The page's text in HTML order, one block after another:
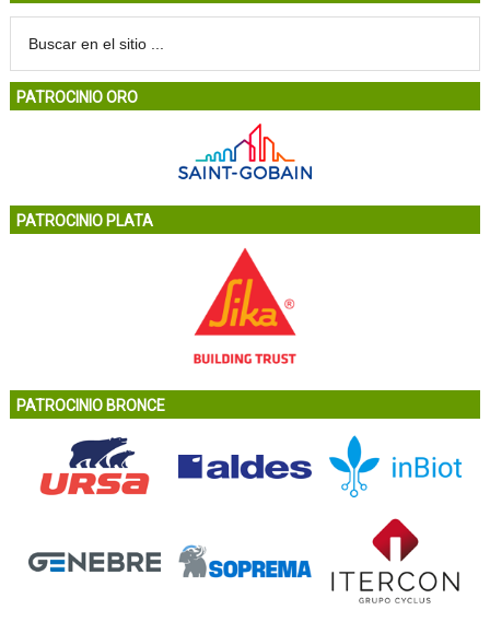
PATROCINIO ORO
PATROCINIO PLATA
PATROCINIO BRONCE